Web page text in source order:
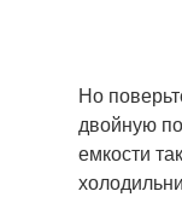
Но
двойную
емкости